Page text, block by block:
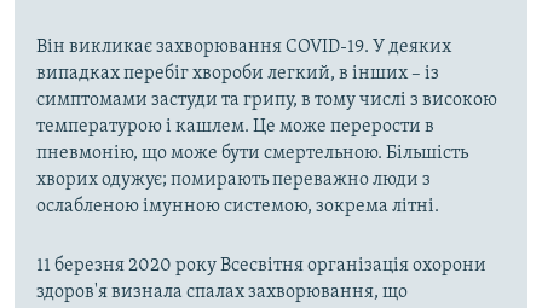
Він викликає захворювання COVID-19. У деяких
випадках перебіг хвороби легкий, в інших – із
симптомами застуди та грипу, в тому числі з високою
температурою і кашлем. Це може перерости в
пневмонію, що може бути смертельною. Більшість
хворих одужує; помирають переважно люди з
ослабленою імунною системою, зокрема літні.
11 березня 2020 року Всесвітня організація охорони
здоров'я визнала спалах захворювання, що